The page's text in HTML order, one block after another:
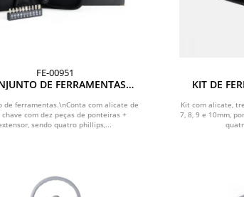
FE-00951
DE FERRAMENTAS
de ferramentas.\nConta com alicate de
com dez peças de ponteiras +
sendo quatro phillips,...
KIT DE
Kit com alicate,
7, 8, 9 e 10mm,